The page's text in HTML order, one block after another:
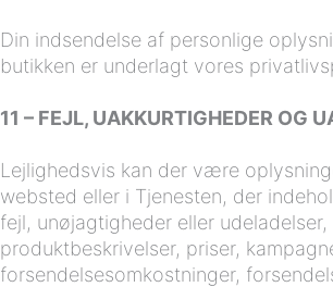
Din indsendelse af personlige
butikken er underlagt vores
11 – FEJL, UAKKURTIGHEDER OG
Lejlighedsvis kan der være
websted eller i Tjenesten, der
fejl, unøjagtigheder eller
produktbeskrivelser, priser,
forsendelsesomkostninger,